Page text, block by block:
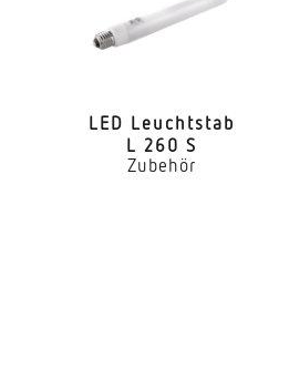
LED Leuchtstab
L 260 S
Zubehör